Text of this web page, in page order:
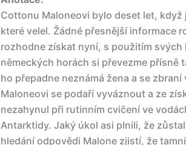
Cottonu Maloneovi bylo deset let,
které velel. Žádné přesnější informace
rozhodne získat nyní, s použitím
německých horách si převezme přísně
ho přepadne neznámá žena a se
Maloneovi se podaří vyváznout a ze
nezahynul při rutinním cvičení ve
Antarktidy. Jaký úkol asi plnili, že
hledání odpovědi Malone zjistí, že